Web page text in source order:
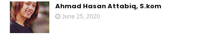
Ahmad Hasan Attabiq, S.kom
June 25, 2020